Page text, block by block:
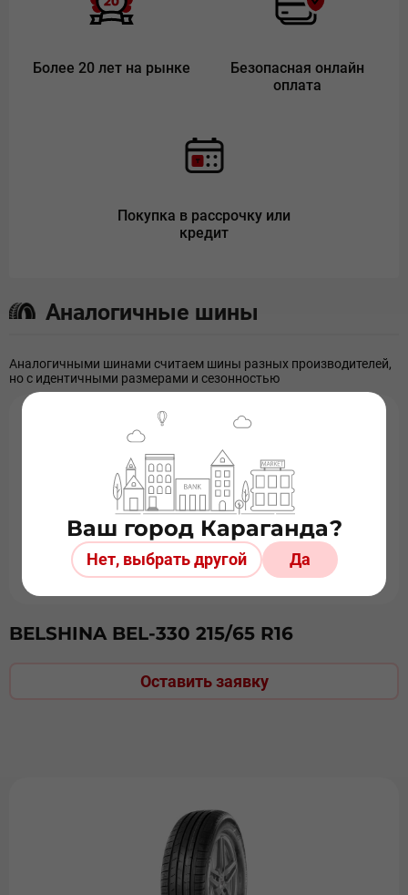
Более 20 лет на рынке
Безопасная онлайн
оплата
Покупка в рассрочку или
кредит
Аналогичные шины
Аналогичными шинами считаем шины разных производителей,
но с идентичными размерами и сезонностью
BELSHINA BEL-330 215/65 R16
Оставить заявку
Ваш город Караганда?
Нет, выбрать другой Да